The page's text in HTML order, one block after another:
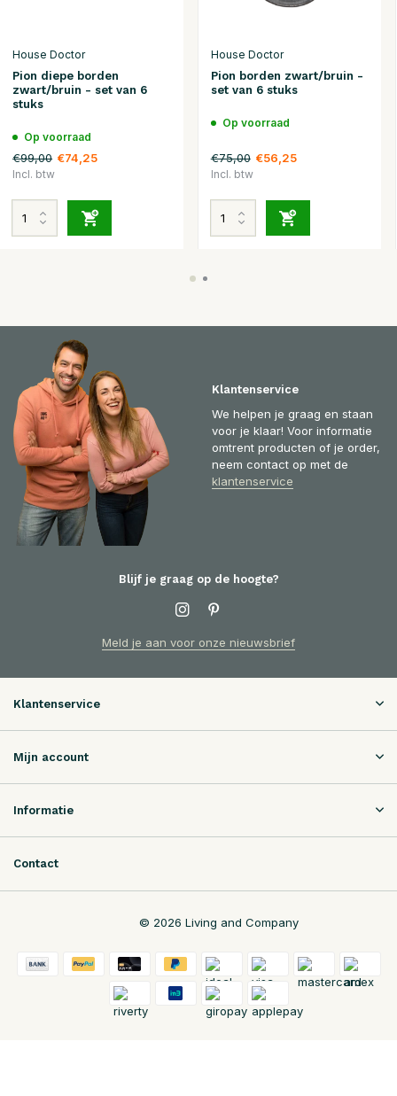
House Doctor
Pion diepe borden
zwart/bruin - set van 6
stuks
Op voorraad
€99,00 €74,25
Incl. btw
House Doctor
Pion borden zwart/bruin -
set van 6 stuks
Op voorraad
€75,00 €56,25
Incl. btw
Klantenservice
We helpen je graag en staan
voor je klaar! Voor informatie
omtrent producten of je order,
neem contact op met de
klantenservice
Blijf je graag op de hoogte?
Meld je aan voor onze nieuwsbrief
Klantenservice
Mijn account
Informatie
Contact
© 2026 Living and Company